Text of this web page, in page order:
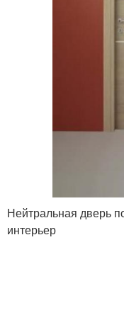
Нейтральная дверь
интерьер